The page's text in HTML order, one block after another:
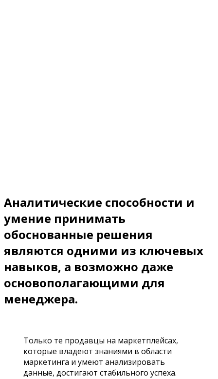
Аналитические способности и
умение принимать
обоснованные решения
являются одними из ключевых
навыков, а возможно даже
основополагающими для
менеджера.
Только те продавцы на маркетплейсах,
которые владеют знаниями в области
маркетинга и умеют анализировать
данные, достигают стабильного успеха.